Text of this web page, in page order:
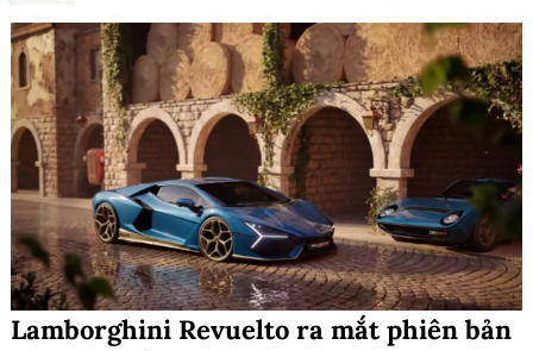
Lamborghini Revuelto ra mắt phiên bản